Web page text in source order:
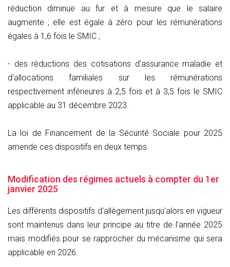
réduction diminue au fur et à mesure que le salaire
augmente ; elle est égale à zéro pour les rémunérations
égales à 1,6 fois le SMIC ;
- des réductions des cotisations d’assurance maladie et
d’allocations familiales sur les rémunérations
respectivement inférieures à 2,5 fois et à 3,5 fois le SMIC
applicable au 31 décembre 2023.
La loi de Financement de la Sécurité Sociale pour 2025
amende ces dispositifs en deux temps.
Modification des régimes actuels à compter du 1er
janvier 2025
Les différents dispositifs d'allègement jusqu'alors en vigueur
sont maintenus dans leur principe au titre de l’année 2025
mais modifiés pour se rapprocher du mécanisme qui sera
applicable en 2026.